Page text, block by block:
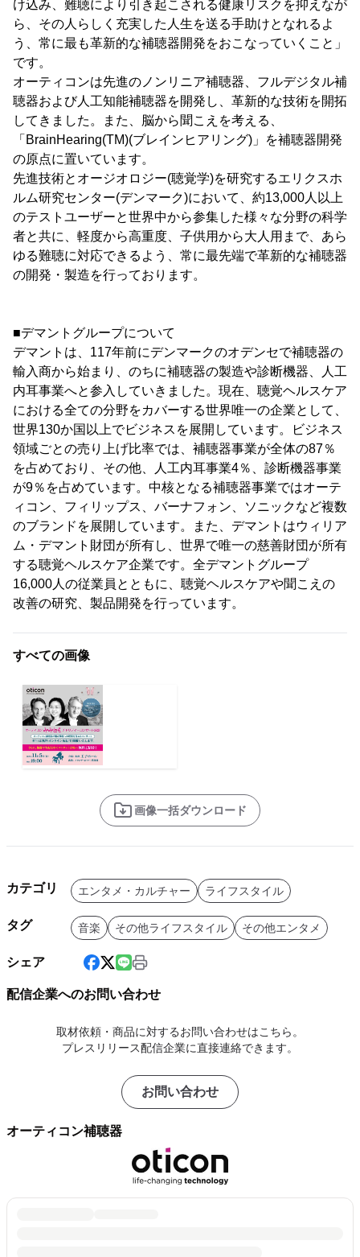
け込み、難聴により引き起こされる健康リスクを抑えなが
ら、その人らしく充実した人生を送る手助けとなれるよ
う、常に最も革新的な補聴器開発をおこなっていくこと」
です。
オーティコンは先進のノンリニア補聴器、フルデジタル補
聴器および人工知能補聴器を開発し、革新的な技術を開拓
してきました。また、脳から聞こえを考える、
「BrainHearing(TM)(ブレインヒアリング)」を補聴器開発
の原点に置いています。
先進技術とオージオロジー(聴覚学)を研究するエリクスホ
ルム研究センター(デンマーク)において、約13,000人以上
のテストユーザーと世界中から参集した様々な分野の科学
者と共に、軽度から高重度、子供用から大人用まで、あら
ゆる難聴に対応できるよう、常に最先端で革新的な補聴器
の開発・製造を行っております。
■デマントグループについて
デマントは、117年前にデンマークのオデンセで補聴器の
輸入商から始まり、のちに補聴器の製造や診断機器、人工
内耳事業へと参入していきました。現在、聴覚ヘルスケア
における全ての分野をカバーする世界唯一の企業として、
世界130か国以上でビジネスを展開しています。ビジネス
領域ごとの売り上げ比率では、補聴器事業が全体の87％
を占めており、その他、人工内耳事業4％、診断機器事業
が9％を占めています。中核となる補聴器事業ではオーテ
ィコン、フィリップス、バーナフォン、ソニックなど複数
のブランドを展開しています。また、デマントはウィリア
ム・デマント財団が所有し、世界で唯一の慈善財団が所有
する聴覚ヘルスケア企業です。全デマントグループ
16,000人の従業員とともに、聴覚ヘルスケアや聞こえの
改善の研究、製品開発を行っています。
すべての画像
画像一括ダウンロード
カテゴリ エンタメ・カルチャー ライフスタイル
タグ 音楽 その他ライフスタイル その他エンタメ
シェア
配信企業へのお問い合わせ
取材依頼・商品に対するお問い合わせはこちら。
プレスリリース配信企業に直接連絡できます。
お問い合わせ
オーティコン補聴器